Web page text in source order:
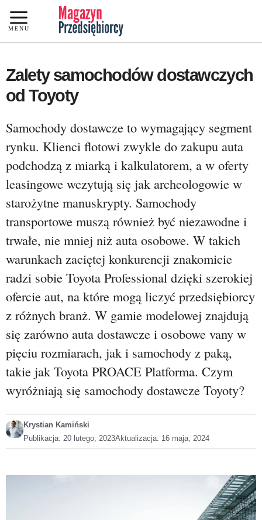
Przejdź
do
treści
MENU
Zalety samochodów dostawczych
od Toyoty
Samochody dostawcze to wymagający segment
rynku. Klienci flotowi zwykle do zakupu auta
podchodzą z miarką i kalkulatorem, a w oferty
leasingowe wczytują się jak archeologowie w
starożytne manuskrypty. Samochody
transportowe muszą również być niezawodne i
trwałe, nie mniej niż auta osobowe. W takich
warunkach zaciętej konkurencji znakomicie
radzi sobie Toyota Professional dzięki szerokiej
ofercie aut, na które mogą liczyć przedsiębiorcy
z różnych branż. W gamie modelowej znajdują
się zarówno auta dostawcze i osobowe vany w
pięciu rozmiarach, jak i samochody z paką,
takie jak Toyota PROACE Platforma. Czym
wyróżniają się samochody dostawcze Toyoty?
Krystian Kamiński
Publikacja: 20 lutego, 2023Aktualizacja: 16 maja, 2024